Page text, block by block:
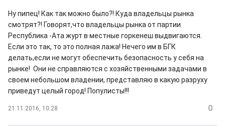
Ну пипец! Как так можно было?! Куда владельцы рынка
смотрят?! Говорят,что владельцы рынка от партии
Республика -Ата журт в местные горкенеш выдвигаются.
Если это так, то это полная лажа! Нечего им в БГК
делать,если не могут обеспечить безопасность у себя на
рынке! Они не справляются с хозяйственными задачами в
своем небольшом владении, представляю в какую разруху
приведут целый город! Популисты!!!
21.11.2016, 10:28 0